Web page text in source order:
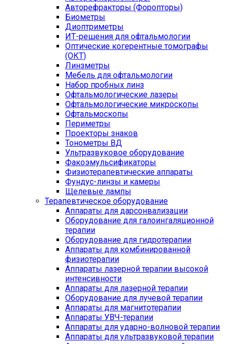
Авторефракторы (Форопторы)
Биометры
Диоптриметры
ИТ-решения для офтальмологии
Оптические когерентные томографы
(ОКТ)
Линзметры
Мебель для офтальмологии
Набор пробных линз
Офтальмологические лазеры
Офтальмологические микроскопы
Офтальмоскопы
Периметры
Проекторы знаков
Тонометры ВД
Ультразвуковое оборудование
Факоэмульсификаторы
Физиотерапевтические аппараты
Фундус-линзы и камеры
Щелевые лампы
Терапевтическое оборудование
Аппараты для дарсонвализации
Оборудование для галоингаляционной
терапии
Оборудование для гидротерапии
Аппараты для комбинированной
физиотерапии
Аппараты лазерной терапии высокой
интенсивности
Аппараты для лазерной терапии
Оборудование для лучевой терапии
Аппараты для магнитотерапии
Аппараты УВЧ-терапии
Аппараты для ударно-волновой терапии
Аппараты для ультразвуковой терапии